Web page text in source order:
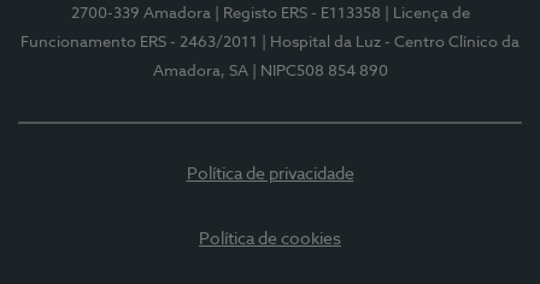
2700-339 Amadora
| Registo ERS - E113358
| Licença de
Funcionamento ERS - 2463/2011
| Hospital da Luz - Centro Clínico da
Amadora, SA
| NIPC508 854 890
Política de privacidade
Política de cookies